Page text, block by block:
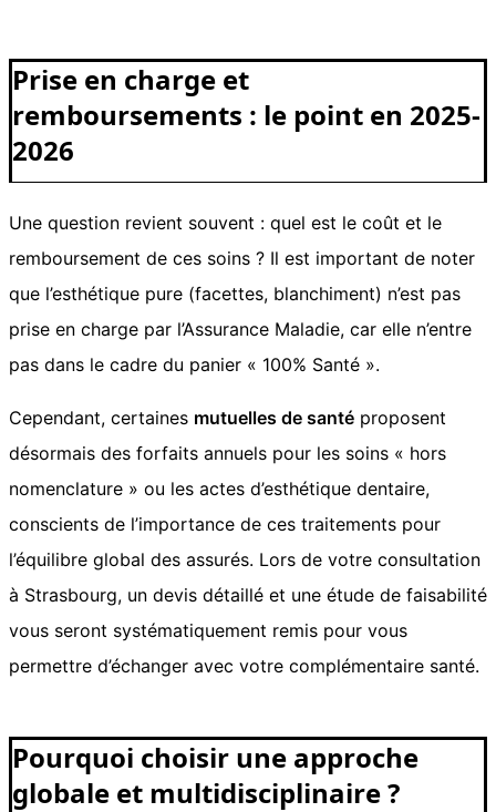
Prise en charge et
remboursements : le point en 2025-
2026
Une question revient souvent : quel est le coût et le
remboursement de ces soins ? Il est important de noter
que l’esthétique pure (facettes, blanchiment) n’est pas
prise en charge par l’Assurance Maladie, car elle n’entre
pas dans le cadre du panier « 100% Santé ».
Cependant, certaines mutuelles de santé proposent
désormais des forfaits annuels pour les soins « hors
nomenclature » ou les actes d’esthétique dentaire,
conscients de l’importance de ces traitements pour
l’équilibre global des assurés. Lors de votre consultation
à Strasbourg, un devis détaillé et une étude de faisabilité
vous seront systématiquement remis pour vous
permettre d’échanger avec votre complémentaire santé.
Pourquoi choisir une approche
globale et multidisciplinaire ?